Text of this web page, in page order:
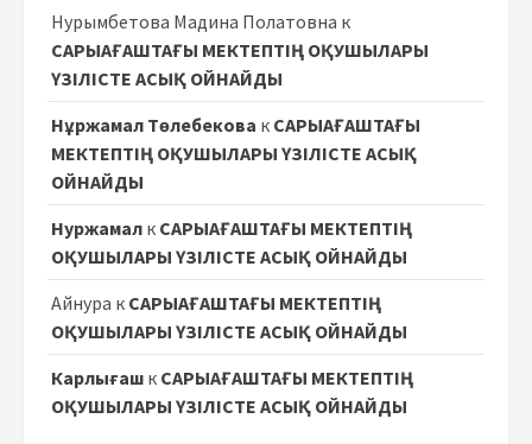
Нурымбетова Мадина Полатовна к
САРЫАҒАШТАҒЫ МЕКТЕПТІҢ ОҚУШЫЛАРЫ
ҮЗІЛІСТЕ АСЫҚ ОЙНАЙДЫ
Нұржамал Төлебекова к САРЫАҒАШТАҒЫ
МЕКТЕПТІҢ ОҚУШЫЛАРЫ ҮЗІЛІСТЕ АСЫҚ
ОЙНАЙДЫ
Нуржамал к САРЫАҒАШТАҒЫ МЕКТЕПТІҢ
ОҚУШЫЛАРЫ ҮЗІЛІСТЕ АСЫҚ ОЙНАЙДЫ
Айнура к САРЫАҒАШТАҒЫ МЕКТЕПТІҢ
ОҚУШЫЛАРЫ ҮЗІЛІСТЕ АСЫҚ ОЙНАЙДЫ
Карлығаш к САРЫАҒАШТАҒЫ МЕКТЕПТІҢ
ОҚУШЫЛАРЫ ҮЗІЛІСТЕ АСЫҚ ОЙНАЙДЫ